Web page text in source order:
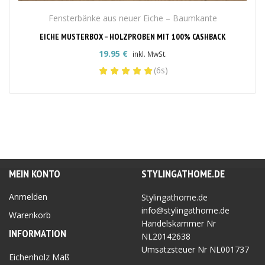
Fensterbänke aus neuer Eiche – Baumkante
EICHE MUSTERBOX – HOLZPROBEN MIT 100% CASHBACK
19.95 € inkl. MwSt.
(6s)
MEIN KONTO
Anmelden
Warenkorb
INFORMATION
Eichenholz Maß
STYLINGATHOME.DE
Stylingathome.de
info@stylingathome.de
Handelskammer Nr
NL20142638
Umsatzsteuer Nr NL001737